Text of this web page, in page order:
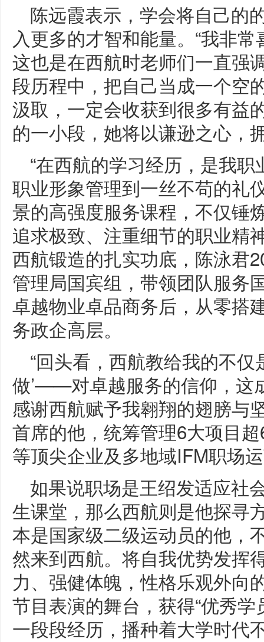
陈远霞表示，学会将自己的
入更多的才智和能量。“我非常
这也是在西航时老师们一直强
段历程中，把自己当成一个空
汲取，一定会收获到很多有益
的一小段，她将以谦逊之心，
“在西航的学习经历，是我
职业形象管理到一丝不苟的礼
景的高强度服务课程，不仅锤
追求极致、注重细节的职业精
西航锻造的扎实功底，陈泳君
管理局国宾组，带领团队服务
卓越物业卓品商务后，从零搭
务政企高层。
“回头看，西航教给我的不仅
做’——对卓越服务的信仰，这
感谢西航赋予我翱翔的翅膀与
首席的他，统筹管理6大项目
等顶尖企业及多地域IFM职场
如果说职场是王绍发适应社
生课堂，那么西航则是他探寻
本是国家级二级运动员的他，
然来到西航。将自我优势发挥
力、强健体魄，性格乐观外向
节目表演的舞台，获得“优秀
一段段经历，播种着大学时代